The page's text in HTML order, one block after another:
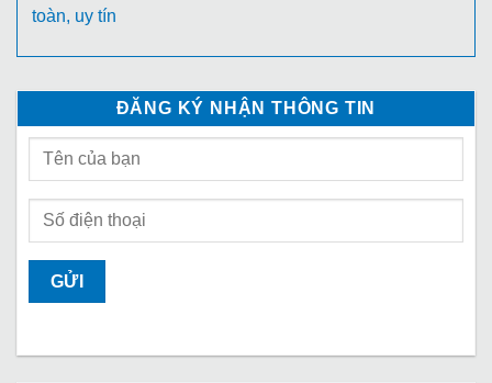
toàn, uy tín
ĐĂNG KÝ NHẬN THÔNG TIN